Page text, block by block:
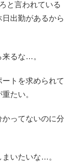
と言われている
出勤があるから
るな…。
トを求められて
たい。
ってないのに分
いたいな…。